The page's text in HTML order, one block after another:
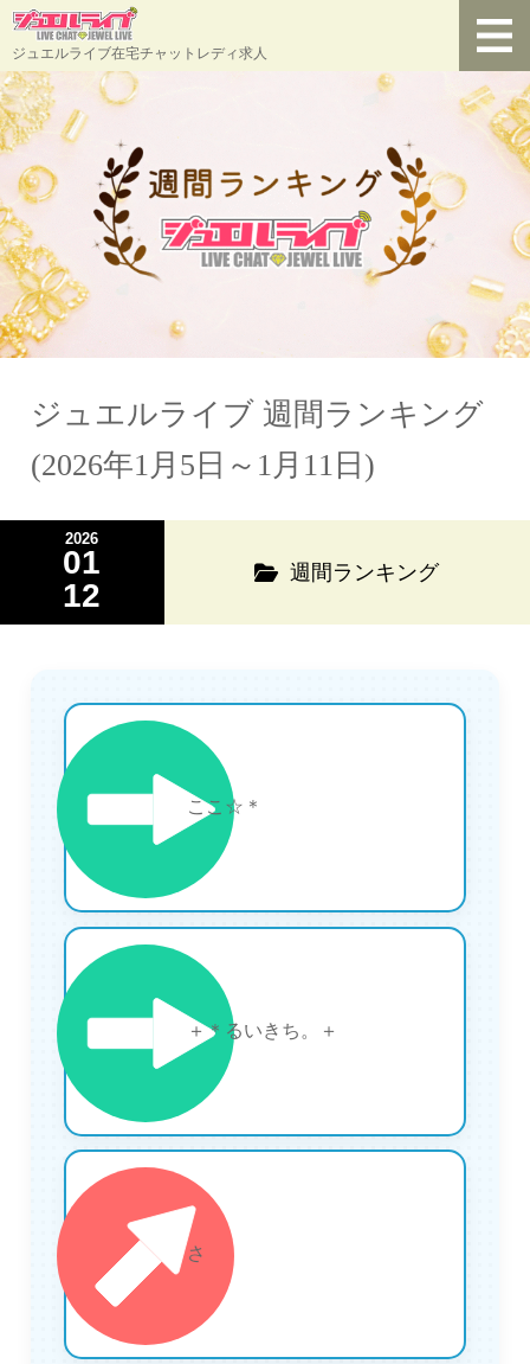
ジュエルライブ在宅チャットレディ求人
ジュエルライブ 週間ランキング
(2026年1月5日～1月11日)
2026
01
12
週間ランキング
ここ☆＊
＋＊るいきち。＋
さ